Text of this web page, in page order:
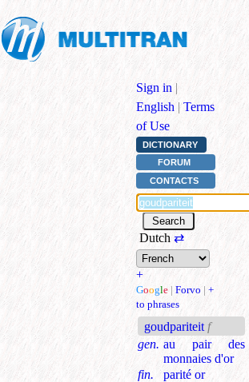
Sign in |
English | Terms
of Use
DICTIONARY
FORUM
CONTACTS
Dutch ⇄
+
Google | Forvo | +
to phrases
goudpariteit f
gen. au pair des
monnaies d'or
fin.
parité or